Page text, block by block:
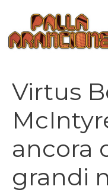
contenuto
Virtus
ancora
grandi